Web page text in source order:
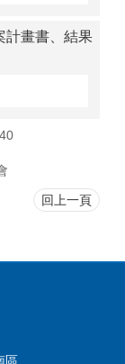
計畫書、結果
回上一頁
區